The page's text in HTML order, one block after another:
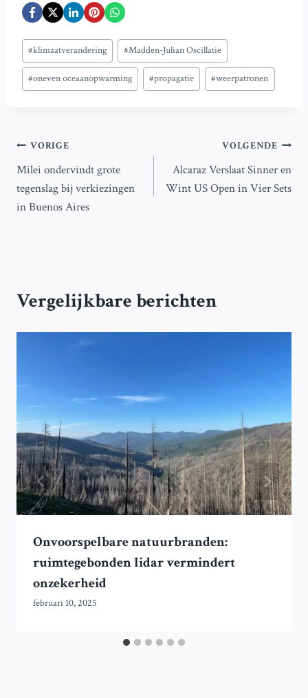
Bericht
tags:
#klimaatverandering #Madden-Julian Oscillatie
#oneven oceaanopwarming #propagatie #weerpatronen
Bericht
navigatie
VORIGE
Milei ondervindt grote
tegenslag bij verkiezingen
in Buenos Aires
VOLGENDE
Alcaraz Verslaat Sinner en
Wint US Open in Vier Sets
Vergelijkbare berichten
Onvoorspelbare natuurbranden:
ruimtegebonden lidar vermindert
onzekerheid
februari 10, 2025